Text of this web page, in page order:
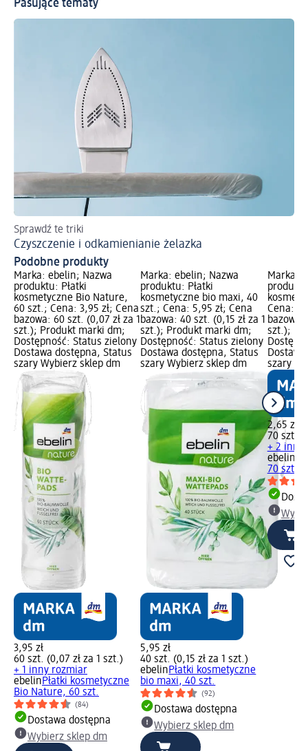
Pasujące tematy
Sprawdź te triki
Czyszczenie i odkamienianie żelazka
Podobne produkty
Marka: ebelin; Nazwa
produktu: Płatki
kosmetyczne Bio Nature,
60 szt.; Cena: 3,95 zł; Cena
bazowa: 60 szt. (0,07 zł za 1
szt.); Produkt marki dm;
Dostępność: Status zielony
Dostawa dostępna, Status
szary Wybierz sklep dm
3,95 zł
60 szt. (0,07 zł za 1 szt.)
+ 1 inny rozmiar
ebelinPłatki kosmetyczne
Bio Nature, 60 szt.
(84)
Dostawa dostępna
Wybierz sklep dm
Marka: ebelin; Nazwa
produktu: Płatki
kosmetyczne bio maxi, 40
szt.; Cena: 5,95 zł; Cena
bazowa: 40 szt. (0,15 zł za 1
szt.); Produkt marki dm;
Dostępność: Status zielony
Dostawa dostępna, Status
szary Wybierz sklep dm
5,95 zł
40 szt. (0,15 zł za 1 szt.)
ebelinPłatki kosmetyczne
bio maxi, 40 szt.
(92)
Dostawa dostępna
Wybierz sklep dm
Marka:
Cena:
bazowa:
szt.);
szary
2,65 zł
70 szt.
+ 2 inne
ebelin
70 szt.